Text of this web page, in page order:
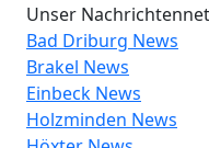
Unser
Bad Driburg News
Brakel News
Einbeck News
Holzminden News